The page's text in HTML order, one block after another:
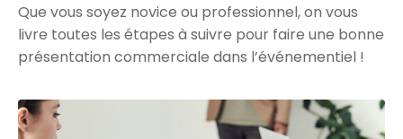
Que vous soyez novice ou professionnel, on vous
livre toutes les étapes à suivre pour faire une bonne
présentation commerciale dans l’événementiel !